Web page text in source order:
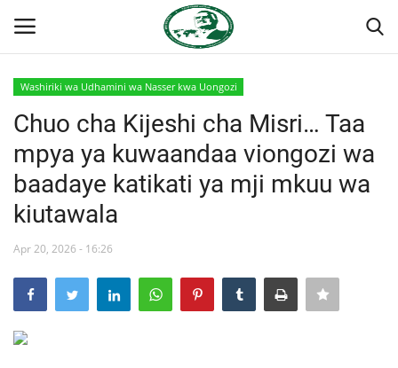
Nyumba
Onyesho la Majaribio
Jukwaa la Nasser la Kimataifa
Wasiliana
Misri
Washiriki wa Udhamini wa Nasser kwa Uongozi
Chuo cha Kijeshi cha Misri… Taa
mpya ya kuwaandaa viongozi wa
baadaye katikati ya mji mkuu wa
kiutawala
Apr 20, 2026 - 16:26